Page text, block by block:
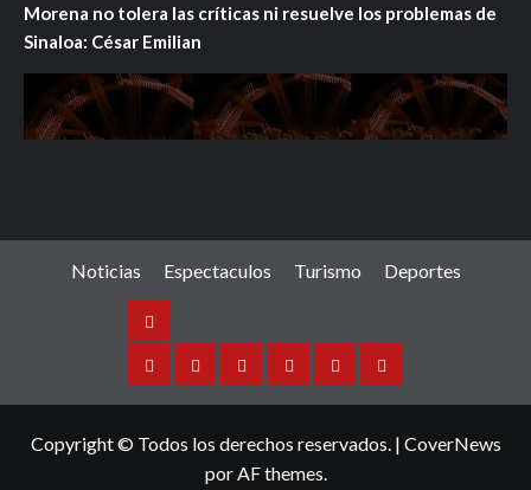
Morena no tolera las críticas ni resuelve los problemas de
Sinaloa: César Emilian
Noticias Espectaculos Turismo Deportes
Noticias
SinaloaNacionalInternacionalEspectaculos
TurismoDeportes
Copyright © Todos los derechos reservados. | CoverNews
por AF themes.